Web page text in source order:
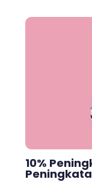
10%